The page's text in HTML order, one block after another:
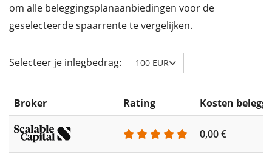
om alle beleggingsplanaanbiedingen voor de
geselecteerde spaarrente te vergelijken.
Selecteer je inlegbedrag: 100 EUR
Broker Rating Kosten
0,00 €